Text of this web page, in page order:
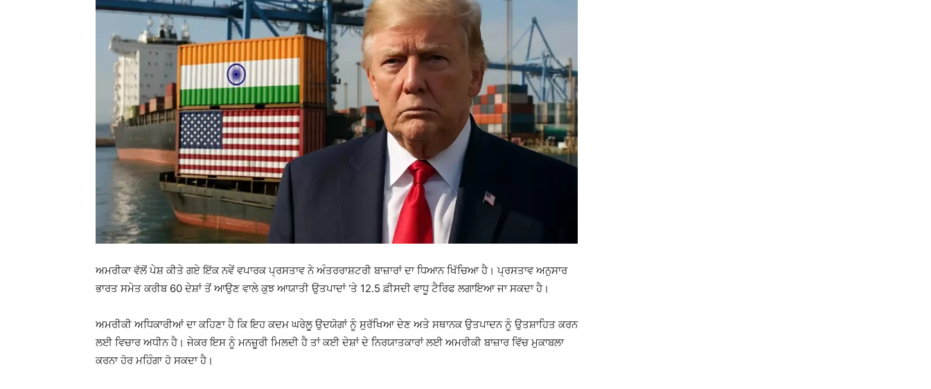
ਅਮਰੀਕਾ ਵੱਲੋਂ ਪੇਸ਼ ਕੀਤੇ ਗਏ ਇੱਕ ਨਵੇਂ ਵਪਾਰਕ ਪ੍ਰਸਤਾਵ ਨੇ ਅੰਤਰਰਾਸ਼ਟਰੀ ਬਾਜ਼ਾਰਾਂ ਦਾ ਧਿਆਨ ਖਿੱਚਿਆ ਹੈ। ਪ੍ਰਸਤਾਵ ਅਨੁਸਾਰ
ਭਾਰਤ ਸਮੇਤ ਕਰੀਬ 60 ਦੇਸ਼ਾਂ ਤੋਂ ਆਉਣ ਵਾਲੇ ਕੁਝ ਆਯਾਤੀ ਉਤਪਾਦਾਂ ‘ਤੇ 12.5 ਫ਼ੀਸਦੀ ਵਾਧੂ ਟੈਰਿਫ ਲਗਾਇਆ ਜਾ ਸਕਦਾ ਹੈ।
ਅਮਰੀਕੀ ਅਧਿਕਾਰੀਆਂ ਦਾ ਕਹਿਣਾ ਹੈ ਕਿ ਇਹ ਕਦਮ ਘਰੇਲੂ ਉਦਯੋਗਾਂ ਨੂੰ ਸੁਰੱਖਿਆ ਦੇਣ ਅਤੇ ਸਥਾਨਕ ਉਤਪਾਦਨ ਨੂੰ ਉਤਸ਼ਾਹਿਤ ਕਰਨ
ਲਈ ਵਿਚਾਰ ਅਧੀਨ ਹੈ। ਜੇਕਰ ਇਸ ਨੂੰ ਮਨਜ਼ੂਰੀ ਮਿਲਦੀ ਹੈ ਤਾਂ ਕਈ ਦੇਸ਼ਾਂ ਦੇ ਨਿਰਯਾਤਕਾਰਾਂ ਲਈ ਅਮਰੀਕੀ ਬਾਜ਼ਾਰ ਵਿੱਚ ਮੁਕਾਬਲਾ
ਕਰਨਾ ਹੋਰ ਮਹਿੰਗਾ ਹੋ ਸਕਦਾ ਹੈ।